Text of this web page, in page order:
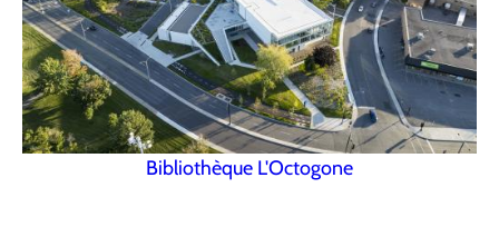
Bibliothèque L'Octogone